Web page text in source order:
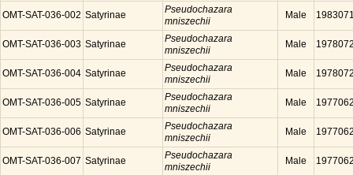
OMT-SAT-036-002 Satyrinae
Pseudochazara
mniszechii
Male
OMT-SAT-036-003 Satyrinae
Pseudochazara
mniszechii
Male
OMT-SAT-036-004 Satyrinae
Pseudochazara
mniszechii
Male
OMT-SAT-036-005 Satyrinae
Pseudochazara
mniszechii
Male
OMT-SAT-036-006 Satyrinae
Pseudochazara
mniszechii
Male
OMT-SAT-036-007 Satyrinae
Pseudochazara
mniszechii
Male